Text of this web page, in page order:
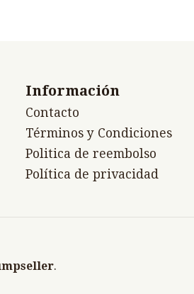
Información
Contacto
Términos y Condiciones
Politica de reembolso
Política de privacidad
.